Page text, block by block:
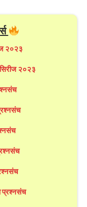
२०२३
२०२३
प्रश्नसंच